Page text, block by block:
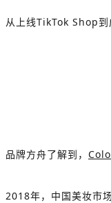
从上线TikTok Shop
品牌方舟了解到，
2018年，中国美妆市